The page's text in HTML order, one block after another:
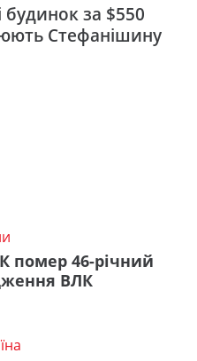
будинок за $550
Стефанішину
помер 46-річний
ВЛК